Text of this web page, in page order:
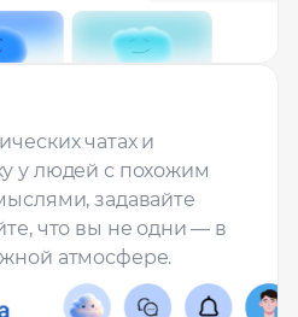
чатах и
у людей с похожим
задавайте
что вы не одни — в
атмосфере.